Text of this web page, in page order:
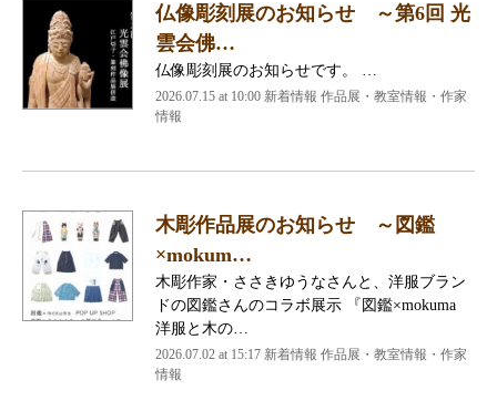
仏像彫刻展のお知らせ ～第6回 光
雲会佛…
仏像彫刻展のお知らせです。 …
2026.07.15 at 10:00 新着情報 作品展・教室情報・作家
情報
木彫作品展のお知らせ ～図鑑
×mokum…
木彫作家・ささきゆうなさんと、洋服ブラン
ドの図鑑さんのコラボ展示 『図鑑×mokuma
洋服と木の…
2026.07.02 at 15:17 新着情報 作品展・教室情報・作家
情報